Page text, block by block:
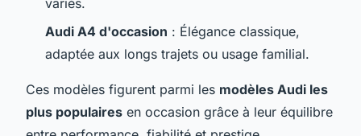
variés.
Audi A4 d'occasion : Élégance classique,
adaptée aux longs trajets ou usage familial.
Ces modèles figurent parmi les modèles Audi les
plus populaires en occasion grâce à leur équilibre